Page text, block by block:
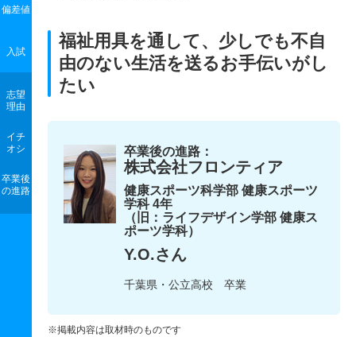
偏差値
入試
志望
理由
イチ
オシ
卒業後
の進路
福祉用具を通して、少しでも不自
由のない生活を送るお手伝いがし
たい
卒業後の進路：
株式会社フロンティア
健康スポーツ科学部 健康スポーツ
学科 4年
（旧：ライフデザイン学部 健康ス
ポーツ学科）
Y.O.さん
千葉県・公立高校 卒業
※掲載内容は取材時のものです